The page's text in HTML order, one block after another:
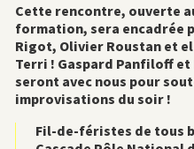
Cette rencontre, ouverte
formation, sera encadrée
Rigot, Olivier Roustan et
Terri ! Gaspard Panfiloff
seront avec nous pour
improvisations du soir !
Fil-de-féristes de tous